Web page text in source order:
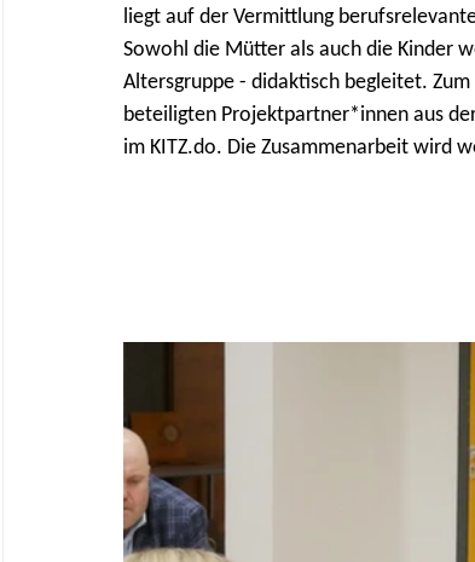
liegt auf der Vermittlung
Sowohl die Mütter als auch die Kinder
Altersgruppe - didaktisch begleitet.
beteiligten Projektpartner*innen aus
im KITZ.do. Die Zusammenarbeit wird